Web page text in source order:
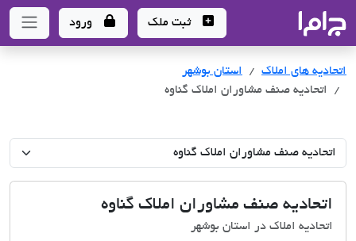
- سامانه جامع املاک و مشاورین املاک
ثبت ملک ورود
اتحادیه های املاک اتحادیه های املاک
استان بوشهر
اتحادیه صنف مشاوران املاک گناوه
اتحادیه صنف مشاوران املاک گناوه
اتحادیه املاک در استان بوشهر